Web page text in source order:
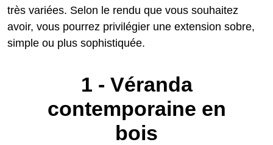
très variées. Selon le rendu que vous souhaitez
avoir, vous pourrez privilégier une extension sobre,
simple ou plus sophistiquée.
1 - Véranda
contemporaine en
bois